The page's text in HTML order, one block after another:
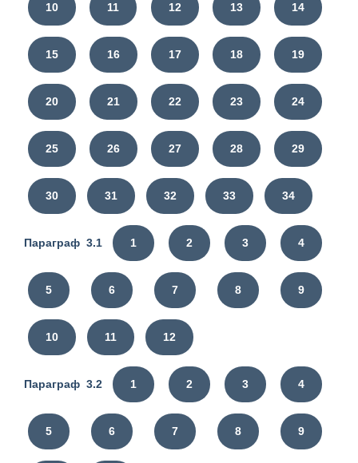
10 11 12 13 14
15 16 17 18 19
20 21 22 23 24
25 26 27 28 29
30 31 32 33 34
Параграф 3.1 1 2 3 4
5 6 7 8 9
10 11 12
Параграф 3.2 1 2 3 4
5 6 7 8 9